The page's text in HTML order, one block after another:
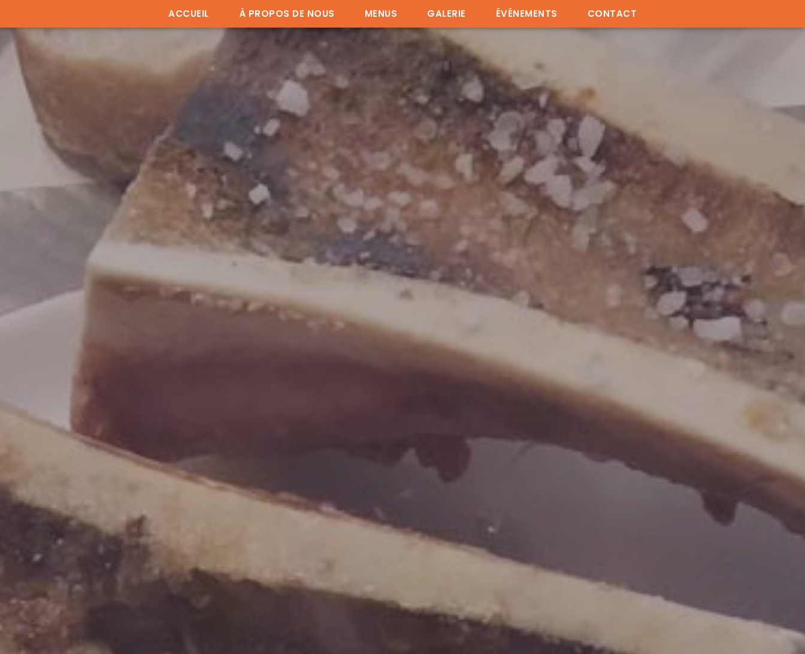
ACCUEIL À PROPOS DE NOUS MENUS GALERIE ÉVÉNEMENTS CONTACT